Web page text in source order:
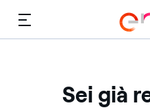
Menù
Sei già